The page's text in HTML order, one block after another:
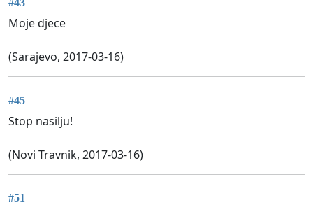
#43
Moje djece
(Sarajevo, 2017-03-16)
#45
Stop nasilju!
(Novi Travnik, 2017-03-16)
#51